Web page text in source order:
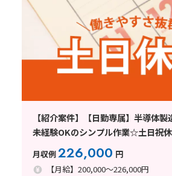
【紹介案件】【日勤専属】半導体製
未経験OKのシンプル作業☆土日祝
月収例226,000 円
【月給】200,000～226,000円